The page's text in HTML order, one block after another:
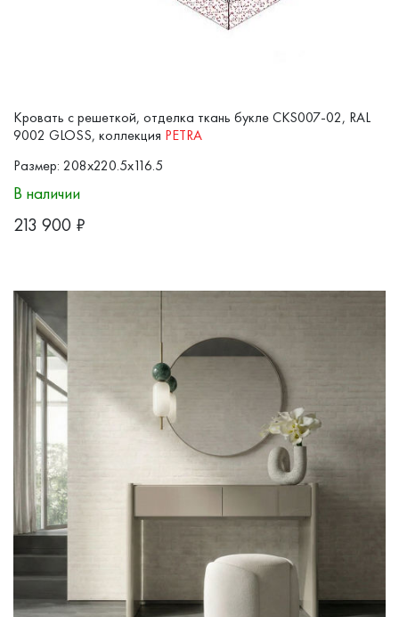
Кровать с решеткой, отделка ткань букле CKS007-02, RAL
9002 GLOSS, коллекция PETRA
Размер: 208x220.5x116.5
В наличии
213 900 ₽